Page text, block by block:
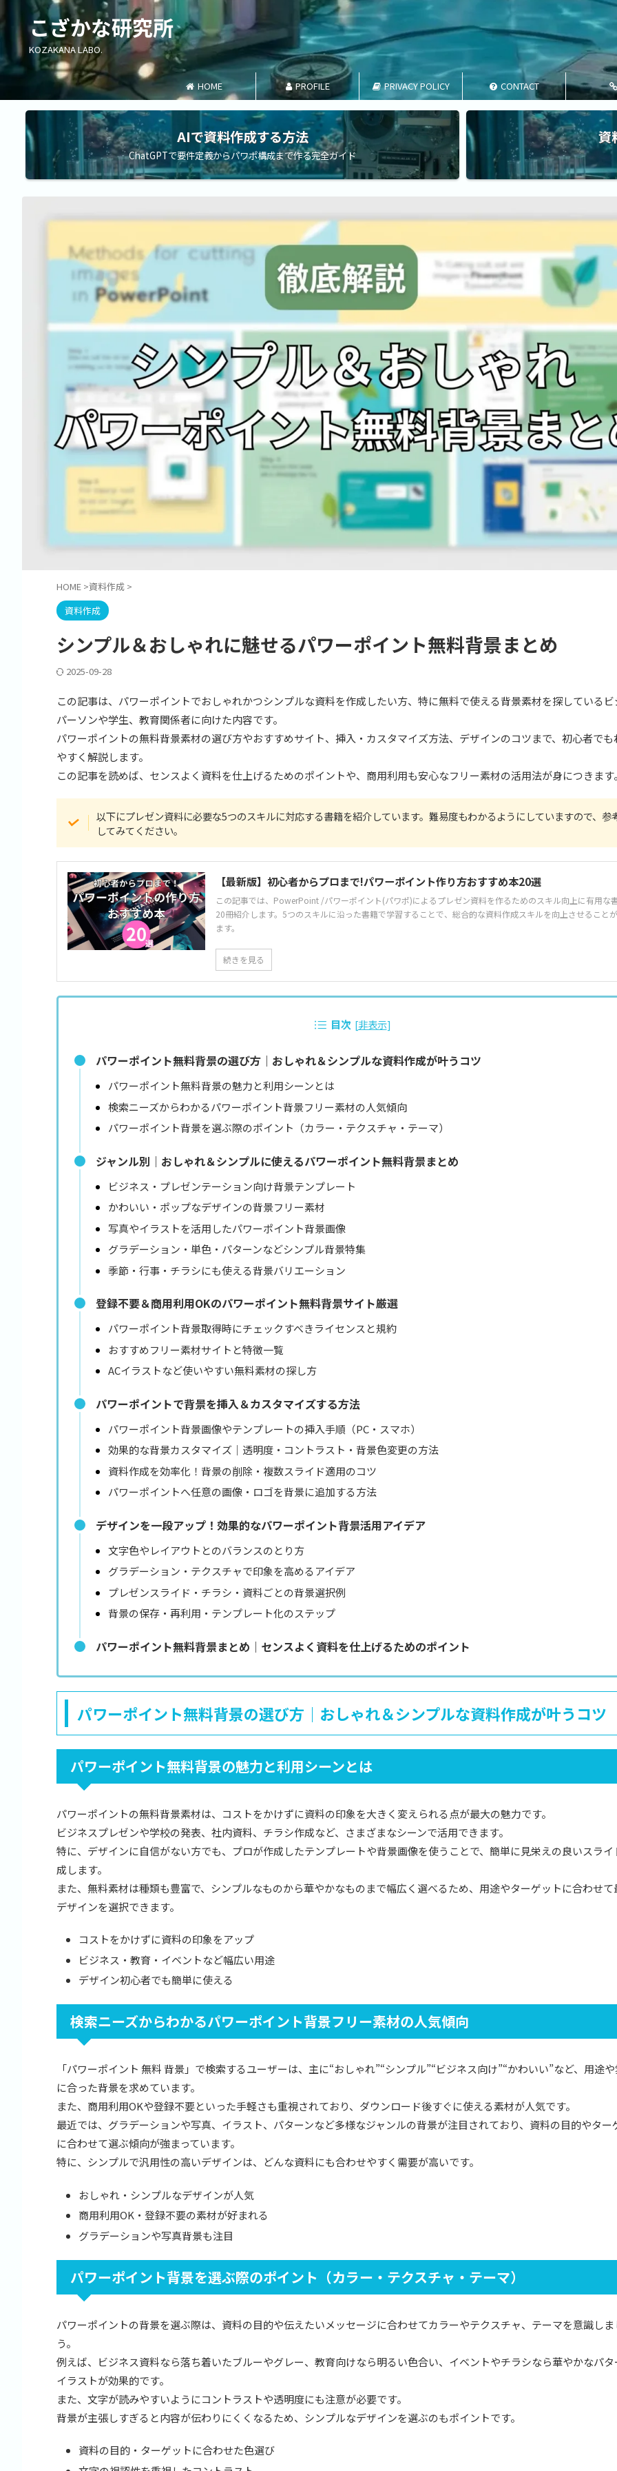
こざかな研究所
KOZAKANA LABO.
HOME PROFILE PRIVACY POLICY CONTACT
AIで資料作成する方法
ChatGPTで要件定義からパワポ構成まで作る完全ガイド
資
HOME >資料作成 >
資料作成
シンプル＆おしゃれに魅せるパワーポイント無料背景まとめ
2025-09-28
この記事は、パワーポイントでおしゃれかつシンプルな資料を作成したい方、特に無料で使える背景素材を探している
パーソンや学生、教育関係者に向けた内容です。
パワーポイントの無料背景素材の選び方やおすすめサイト、挿入・カスタマイズ方法、デザインのコツまで、初心者でも
やすく解説します。
この記事を読めば、センスよく資料を仕上げるためのポイントや、商用利用も安心なフリー素材の活用法が身につきます
以下にプレゼン資料に必要な5つのスキルに対応する書籍を紹介しています。難易度もわかるようにしていますので、参
してみてください。
【最新版】初心者からプロまで!パワーポイント作り方おすすめ本20選
この記事では、PowerPoint /パワーポイント(パワポ)によるプレゼン資料を作るためのスキル向上に有用な
20冊紹介します。5つのスキルに沿った書籍で学習することで、総合的な資料作成スキルを向上させること
ます。
続きを見る
目次 [非表示]
パワーポイント無料背景の選び方｜おしゃれ＆シンプルな資料作成が叶うコツ
パワーポイント無料背景の魅力と利用シーンとは
検索ニーズからわかるパワーポイント背景フリー素材の人気傾向
パワーポイント背景を選ぶ際のポイント（カラー・テクスチャ・テーマ）
ジャンル別｜おしゃれ＆シンプルに使えるパワーポイント無料背景まとめ
ビジネス・プレゼンテーション向け背景テンプレート
かわいい・ポップなデザインの背景フリー素材
写真やイラストを活用したパワーポイント背景画像
グラデーション・単色・パターンなどシンプル背景特集
季節・行事・チラシにも使える背景バリエーション
登録不要＆商用利用OKのパワーポイント無料背景サイト厳選
パワーポイント背景取得時にチェックすべきライセンスと規約
おすすめフリー素材サイトと特徴一覧
ACイラストなど使いやすい無料素材の探し方
パワーポイントで背景を挿入＆カスタマイズする方法
パワーポイント背景画像やテンプレートの挿入手順（PC・スマホ）
効果的な背景カスタマイズ｜透明度・コントラスト・背景色変更の方法
資料作成を効率化！背景の削除・複数スライド適用のコツ
パワーポイントへ任意の画像・ロゴを背景に追加する方法
デザインを一段アップ！効果的なパワーポイント背景活用アイデア
文字色やレイアウトとのバランスのとり方
グラデーション・テクスチャで印象を高めるアイデア
プレゼンスライド・チラシ・資料ごとの背景選択例
背景の保存・再利用・テンプレート化のステップ
パワーポイント無料背景まとめ｜センスよく資料を仕上げるためのポイント
パワーポイント無料背景の選び方｜おしゃれ＆シンプルな資料作成が叶うコツ
パワーポイント無料背景の魅力と利用シーンとは
パワーポイントの無料背景素材は、コストをかけずに資料の印象を大きく変えられる点が最大の魅力です。
ビジネスプレゼンや学校の発表、社内資料、チラシ作成など、さまざまなシーンで活用できます。
特に、デザインに自信がない方でも、プロが作成したテンプレートや背景画像を使うことで、簡単に見栄えの良いスライ
成します。
また、無料素材は種類も豊富で、シンプルなものから華やかなものまで幅広く選べるため、用途やターゲットに合わせて
デザインを選択できます。
コストをかけずに資料の印象をアップ
ビジネス・教育・イベントなど幅広い用途
デザイン初心者でも簡単に使える
検索ニーズからわかるパワーポイント背景フリー素材の人気傾向
「パワーポイント 無料 背景」で検索するユーザーは、主に“おしゃれ”“シンプル”“ビジネス向け”“かわいい”など、用途
に合った背景を求めています。
また、商用利用OKや登録不要といった手軽さも重視されており、ダウンロード後すぐに使える素材が人気です。
最近では、グラデーションや写真、イラスト、パターンなど多様なジャンルの背景が注目されており、資料の目的やター
に合わせて選ぶ傾向が強まっています。
特に、シンプルで汎用性の高いデザインは、どんな資料にも合わせやすく需要が高いです。
おしゃれ・シンプルなデザインが人気
商用利用OK・登録不要の素材が好まれる
グラデーションや写真背景も注目
パワーポイント背景を選ぶ際のポイント（カラー・テクスチャ・テーマ）
パワーポイントの背景を選ぶ際は、資料の目的や伝えたいメッセージに合わせてカラーやテクスチャ、テーマを意識しま
う。
例えば、ビジネス資料なら落ち着いたブルーやグレー、教育向けなら明るい色合い、イベントやチラシなら華やかなパタ
イラストが効果的です。
また、文字が読みやすいようにコントラストや透明度にも注意が必要です。
背景が主張しすぎると内容が伝わりにくくなるため、シンプルなデザインを選ぶのもポイントです。
資料の目的・ターゲットに合わせた色選び